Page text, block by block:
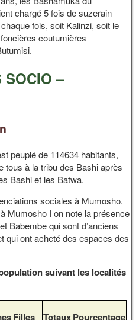
chargé 5 fois de suzerain
fois, soit Kalinzi, soit le
coutumières
SOCIO –
peuplé de 114634 habitants,
tous à la tribu des Bashi après
Bashi et les Batwa.
sociales à Mumosho.
Mumosho I on note la présence
Babembe qui sont d’anciens
qui ont acheté des espaces des
suivant les localités
Filles TotauxPourcentage